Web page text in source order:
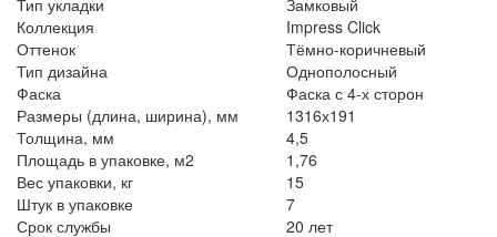
Тип укладки
Замковый
Коллекция
Impress Click
Оттенок
Тёмно-коричневый
Тип дизайна
Однополосный
Фаска
Фаска с 4-х сторон
Размеры (длина, ширина), мм
1316х191
Толщина, мм
4,5
Площадь в упаковке, м2
1,76
Вес упаковки, кг
15
Штук в упаковке
7
Срок службы
20 лет